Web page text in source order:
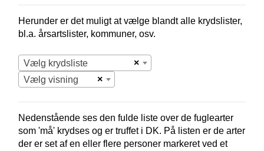
Herunder er det muligt at vælge blandt alle krydslister,
bl.a. årsartslister, kommuner, osv.
×
Vælg krydsliste
×
Vælg visning
Nedenstående ses den fulde liste over de fuglearter
som 'må' krydses og er truffet i DK. På listen er de arter
der er set af en eller flere personer markeret ved et